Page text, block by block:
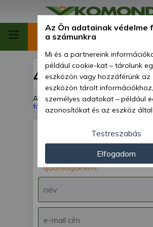
404
A keresett oldal nem található!
főoldalra
IRATKOZZ FEL hírlevelünkre!
Értesülj akcióinkról,
újdonságainkról.
Az Ön adatainak védelme
a számunkra
Mi és a partnereink
például cookie-kat – tárolunk
eszközön vagy hozzáférünk az
eszközön tárolt
személyes adatokat – például
azonosítókat és az eszköz
személyre szabott hirdetések és
tartalom nyújtásához, hirdetés-
tartalomméréshez, nézettségi
gyűjtéséhez, valamint termékek
kifejlesztéséhez és a termékek
javításához. Az Ön engedélyével
módszerrel szerzett pontos
adatokat és azonosítási
Testreszabás
Elfogadom